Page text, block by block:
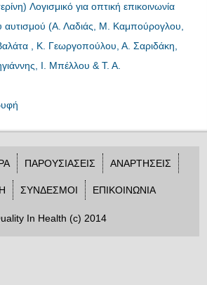
Λογισμικό για οπτική επικοινωνία
αυτισμού (Α. Λαδιάς, Μ. Καμπούρογλου,
, Κ. Γεωργοπούλου, Α. Σαριδάκη,
Ι. Μπέλλου & Τ. Α.
ΠΑΡΟΥΣΙΑΣΕΙΣ ΑΝΑΡΤΗΣΕΙΣ
ΣΥΝΔΕΣΜΟΙ ΕΠΙΚΟΙΝΩΝΙΑ
In Health (c) 2014